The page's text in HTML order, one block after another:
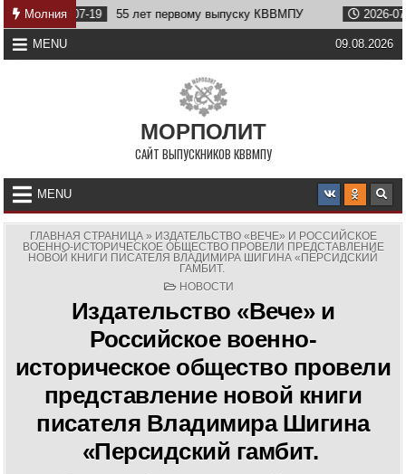
Skip
to
content
Молния
19 55 лет первому выпуску КВВМПУ 2026-07-07
MENU 09.08.2026
МОРПОЛИТ
САЙТ ВЫПУСКНИКОВ КВВМПУ
MENU
ГЛАВНАЯ СТРАНИЦА» ИЗДАТЕЛЬСТВО «ВЕЧЕ» И РОССИЙСКОЕ
ВОЕННО-ИСТОРИЧЕСКОЕ ОБЩЕСТВО ПРОВЕЛИ ПРЕДСТАВЛЕНИЕ
НОВОЙ КНИГИ ПИСАТЕЛЯ ВЛАДИМИРА ШИГИНА «ПЕРСИДСКИЙ
ГАМБИТ.
POSTED
НОВОСТИ
Издательство «Вече» и
Российское военно-
историческое общество провели
представление новой книги
писателя Владимира Шигина
«Персидский гамбит.